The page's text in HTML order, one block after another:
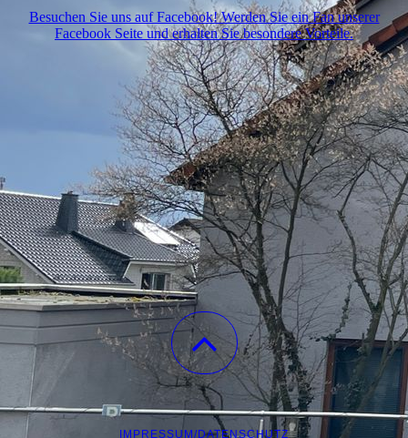
Besuchen Sie uns auf Facebook! Werden Sie ein Fan unserer
Facebook Seite und erhalten Sie besondere Vorteile.
IMPRESSUM/DATENSCHUTZ